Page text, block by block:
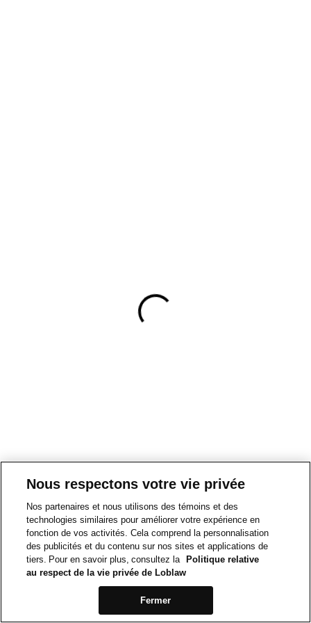
Nous respectons votre vie privée
Nos partenaires et nous utilisons des témoins et des
technologies similaires pour améliorer votre expérience en
fonction de vos activités. Cela comprend la personnalisation
des publicités et du contenu sur nos sites et applications de
tiers. Pour en savoir plus, consultez la
Politique relative
au respect de la vie privée de Loblaw
Fermer